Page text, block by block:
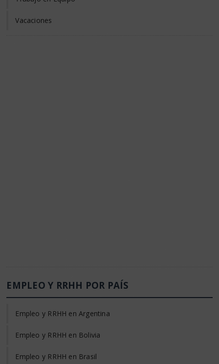
Vacaciones
EMPLEO Y RRHH POR PAÍS
Empleo y RRHH en Argentina
Empleo y RRHH en Bolivia
Empleo y RRHH en Brasil